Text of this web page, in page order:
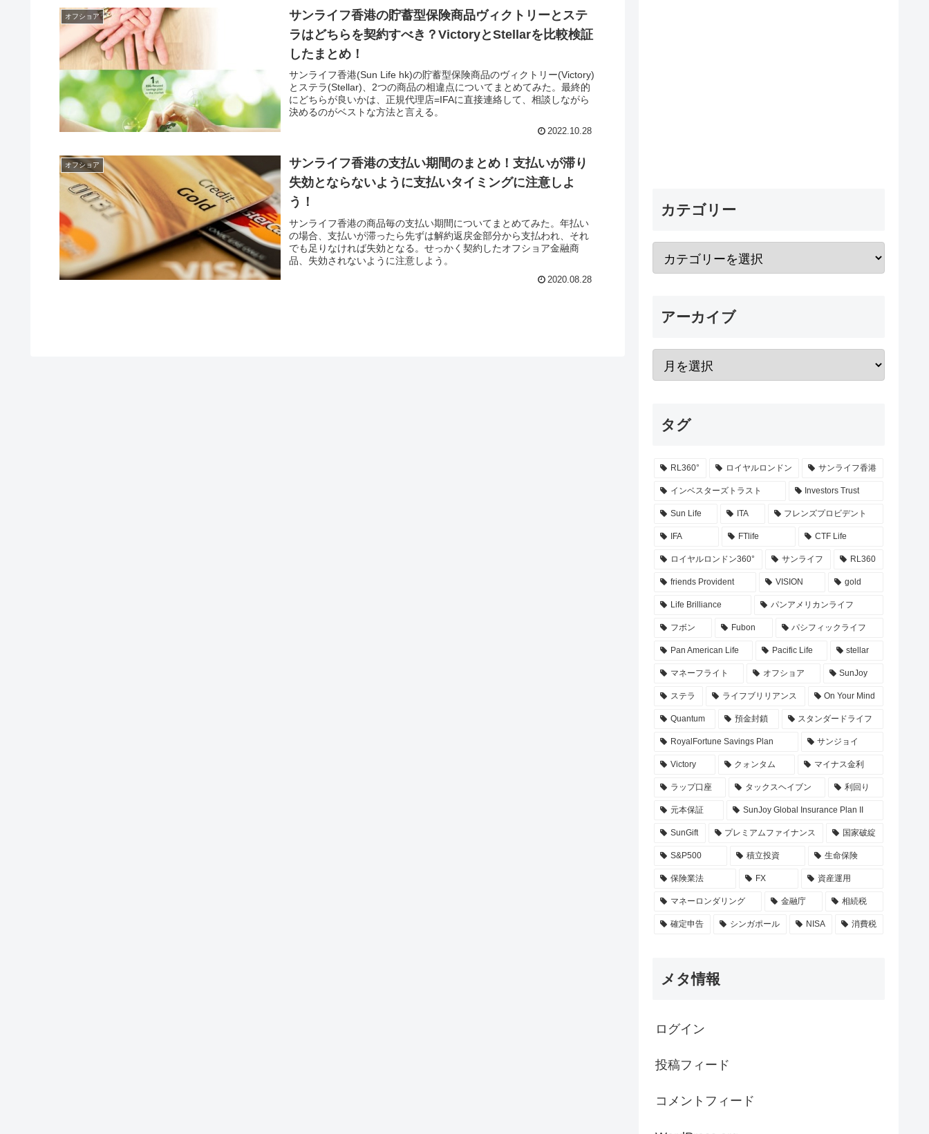
オフショア
サンライフ香港の貯蓄型保険商品ヴィクトリーとステ
ラはどちらを契約すべき？VictoryとStellarを比較検証
したまとめ！
サンライフ香港(Sun Life hk)の貯蓄型保険商品のヴィクトリー(Victory)
とステラ(Stellar)、2つの商品の相違点についてまとめてみた。最終的
にどちらが良いかは、正規代理店=IFAに直接連絡して、相談しながら
決めるのがベストな方法と言える。
2022.10.28
オフショア
サンライフ香港の支払い期間のまとめ！支払いが滞り
失効とならないように支払いタイミングに注意しよ
う！
サンライフ香港の商品毎の支払い期間についてまとめてみた。年払い
の場合、支払いが滞ったら先ずは解約返戻金部分から支払われ、それ
でも足りなければ失効となる。せっかく契約したオフショア金融商
品、失効されないように注意しよう。
2020.08.28
カテゴリー
アーカイブ
タグ
RL360° ロイヤルロンドン サンライフ香港
インベスターズトラスト Investors Trust
Sun Life ITA フレンズプロビデント
IFA FTlife CTF Life
ロイヤルロンドン360° サンライフ RL360
friends Provident VISION gold
Life Brilliance パンアメリカンライフ
フボン Fubon パシフィックライフ
Pan American Life Pacific Life stellar
マネーフライト オフショア SunJoy
ステラ ライフブリリアンス On Your Mind
Quantum 預金封鎖 スタンダードライフ
RoyalFortune Savings Plan サンジョイ
Victory クォンタム マイナス金利
ラップ口座 タックスヘイブン 利回り
元本保証 SunJoy Global Insurance Plan II
SunGift プレミアムファイナンス 国家破綻
S&P500 積立投資 生命保険
保険業法 FX 資産運用
マネーロンダリング 金融庁 相続税
確定申告 シンガポール NISA 消費税
メタ情報
ログイン
投稿フィード
コメントフィード